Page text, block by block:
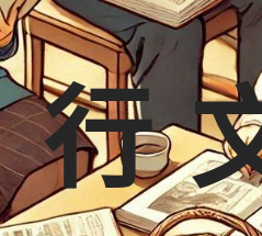
Skip
to
content行